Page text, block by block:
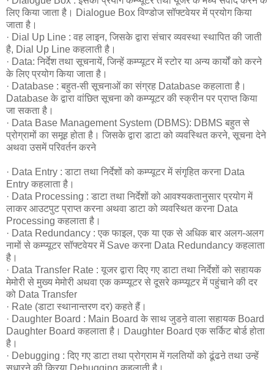
लिए किया जाता है। Dialogue Box विण्डोज सॉफ्टवेयर में प्रयोग किया
जाता है।
· Dial Up Line : वह लाइन, जिसके द्वारा संचार व्यवस्था स्थापित की जाती
है, Dial Up Line कहलाती है।
· Data: निर्देश तथा सूचनायें, जिन्हें कम्प्यूटर में स्टोर या अन्य कार्यों को करने
के लिए प्रयोग किया जाता है।
· Database : बहुत-सी सूचनाओं का संग्रह Database कहलाता है।
Database के द्वारा वांछित सूचना को कम्प्यूटर की स्क्रीन पर प्राप्त किया
जा सकता है।
· Data Base Management System (DBMS): DBMS बहुत से
प्रोग्रामों का समूह होता है। जिसके द्वारा डाटा को व्यवस्थित करने, सूचना देने
अथवा उसमें परिवर्तन करने
· Data Entry : डाटा तथा निर्देशों को कम्प्यूटर में संगृहित करना Data
Entry कहलाता है।
· Data Processing : डाटा तथा निर्देशों को आवश्यकतानुसार प्रयोग में
लाकर आउटपुट प्राप्त करना अथवा डाटा को व्यवस्थित करना Data
Processing कहलाता है।
· Data Redundancy : एक फाइल, एक या एक से अधिक बार अलग-अलग
नामों से कम्प्यूटर सॉफ्टवेयर में Save करना Data Redundancy कहलाता
है।
· Data Transfer Rate : यूजर द्वारा दिए गए डाटा तथा निर्देशों को सहायक
मेमोरी से मुख्य मेमोरी अथवा एक कम्प्यूटर से दूसरे कम्प्यूटर में पहुंचाने की दर
को Data Transfer
· Rate (डाटा स्थानान्तरण दर) कहते हैं।
· Daughter Board : Main Board के साथ जुडऩे वाला सहायक Board
Daughter Board कहलाता है। Daughter Board एक सर्किट बोर्ड होता
है।
· Debugging : दिए गए डाटा तथा प्रोग्राम में गलतियों को ढूंढऩे तथा उन्हें
सुधारने की क्रिया Debugging कहलाती है।